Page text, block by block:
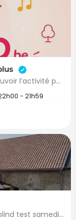
Cette journée, qui a pour but de promouvoir l’activité physique, le bien-être et la convivialité, est dédiée…
- 21h59
Stages vendredi et samedi. Animation blind test samedi soir. Dimanche: marché artisanal et randonnée…